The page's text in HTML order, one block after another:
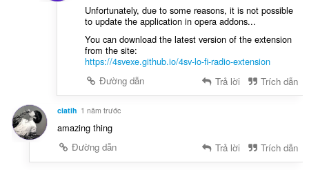
Unfortunately, due to some reasons, it is not possible
to update the application in opera addons...
You can download the latest version of the extension
from the site:
https://4svexe.github.io/4sv-lo-fi-radio-extension
Đường dẫn
Trả lời Trích dẫn
ciatih 1 năm trước
amazing thing
Đường dẫn
Trả lời Trích dẫn